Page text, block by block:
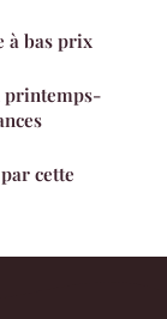
à bas prix
printemps-
cette